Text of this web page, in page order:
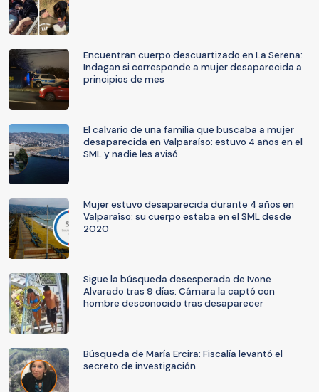
Encuentran cuerpo descuartizado en La Serena:
Indagan si corresponde a mujer desaparecida a
principios de mes
El calvario de una familia que buscaba a mujer
desaparecida en Valparaíso: estuvo 4 años en el
SML y nadie les avisó
Mujer estuvo desaparecida durante 4 años en
Valparaíso: su cuerpo estaba en el SML desde
2020
Sigue la búsqueda desesperada de Ivone
Alvarado tras 9 días: Cámara la captó con
hombre desconocido tras desaparecer
Búsqueda de María Ercira: Fiscalía levantó el
secreto de investigación